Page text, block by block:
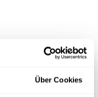
Über Cookies